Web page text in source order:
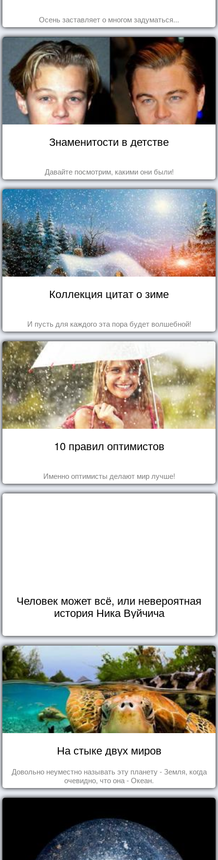
Осень заставляет о многом задуматься...
Знаменитости в детстве
Давайте посмотрим, какими они были!
Коллекция цитат о зиме
И пусть для каждого эта пора будет волшебной!
10 правил оптимистов
Именно оптимисты делают мир лучше!
Человек может всё, или невероятная
история Ника Вуйчича
На стыке двух миров
Довольно неуместно называть эту планету - Земля, когда
очевидно, что она - Океан.